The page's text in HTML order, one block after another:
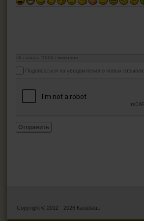
Осталось: 1000 символов
Подписаться на уведомления о новых отзывах
Отправить
Copyright © 2012 - 2026 Калабаш.